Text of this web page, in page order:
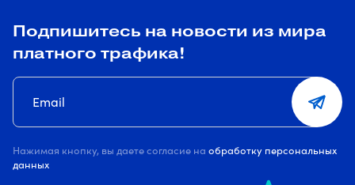
Подпишитесь на новости из мира
платного трафика!
Нажимая кнопку, вы даете согласие на обработку персональных
данных